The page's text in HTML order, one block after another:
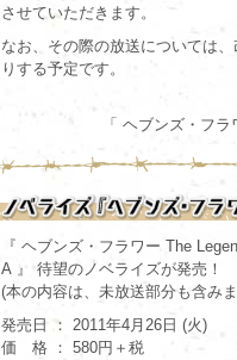
させていただきます。
なお、その際の放送については
りする予定です。
「 ヘブンズ・フ
『 ヘブンズ・フラワー The
A 』 待望のノベライズが発売！
(本の内容は、未放送部分も含み
発売日 ： 2011年4月26日 (火)
価 格 ： 580円＋税